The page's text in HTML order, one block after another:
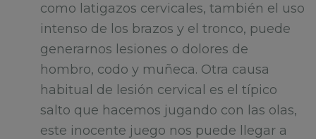
como latigazos cervicales, también el uso
intenso de los brazos y el tronco, puede
generarnos lesiones o dolores de
hombro, codo y muñeca. Otra causa
habitual de lesión cervical es el típico
salto que hacemos jugando con las olas,
este inocente juego nos puede llegar a